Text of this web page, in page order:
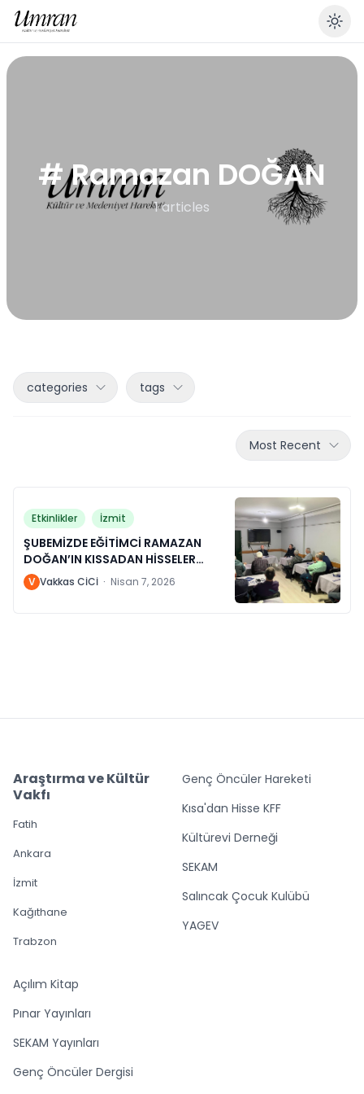
# Ramazan DOĞAN
1 articles
categories tags
Most Recent
Etkinlikler İzmit
ŞUBEMİZDE EĞİTİMCİ RAMAZAN
DOĞAN’IN KISSADAN HİSSELER
KONULU SOHBETİ
V Vakkas CİCİ · Nisan 7, 2026
Araştırma ve Kültür
Vakfı
Fatih
Ankara
İzmit
Kağıthane
Trabzon
Genç Öncüler Hareketi
Kısa'dan Hisse KFF
Kültürevi Derneği
SEKAM
Salıncak Çocuk Kulübü
YAGEV
Açılım Kitap
Pınar Yayınları
SEKAM Yayınları
Genç Öncüler Dergisi